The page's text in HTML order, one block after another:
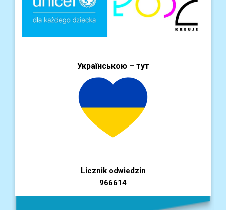
Українською – тут
Licznik odwiedzin
966614